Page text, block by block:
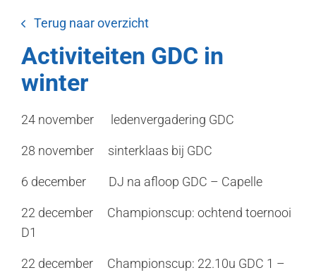
Terug naar overzicht
Activiteiten GDC in
winter
24 november ledenvergadering GDC
28 november sinterklaas bij GDC
6 december DJ na afloop GDC – Capelle
22 december Championscup: ochtend toernooi
D1
22 december Championscup: 22.10u GDC 1 –